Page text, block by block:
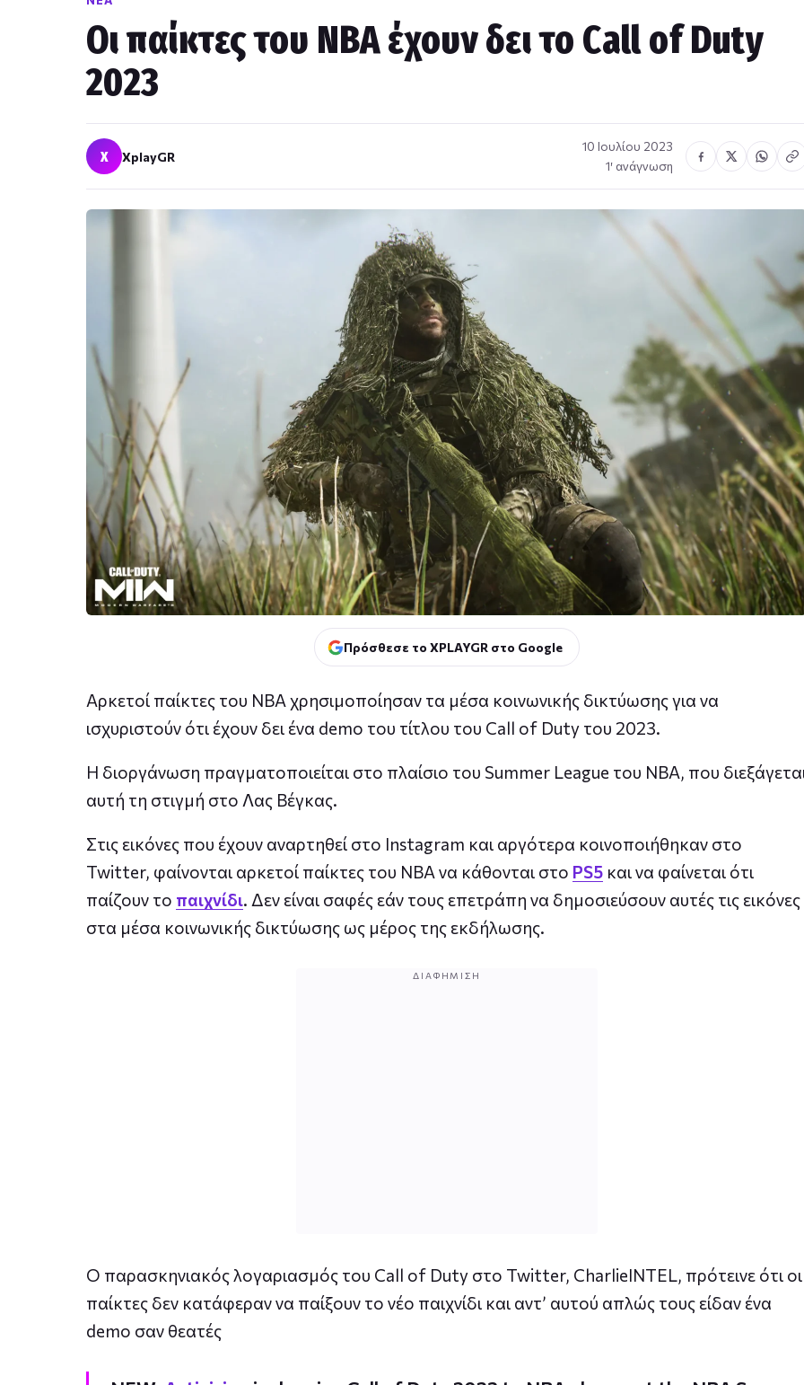
Οι παίκτες του NBA έχουν δει το Call of Duty
2023
X XplayGR
10 Ιουλίου 2023
1′ ανάγνωση
Πρόσθεσε το XPLAYGR στο Google
Αρκετοί παίκτες του ΝΒΑ χρησιμοποίησαν τα μέσα κοινωνικής δικτύωσης για να
ισχυριστούν ότι έχουν δει ένα demo του τίτλου του Call of Duty του 2023.
Η διοργάνωση πραγματοποιείται στο πλαίσιο του Summer League του NBA, που
αυτή τη στιγμή στο Λας Βέγκας.
Στις εικόνες που έχουν αναρτηθεί στο Instagram και αργότερα κοινοποιήθηκαν στο
Twitter, φαίνονται αρκετοί παίκτες του NBA να κάθονται στο PS5 και να φαίνεται ότι
παίζουν το παιχνίδι. Δεν είναι σαφές εάν τους επετράπη να δημοσιεύσουν αυτές τις εικόνες
στα μέσα κοινωνικής δικτύωσης ως μέρος της εκδήλωσης.
ΔΙΑΦΉΜΙΣΗ
Ο παρασκηνιακός λογαριασμός του Call of Duty στο Twitter, CharlieINTEL, πρότεινε ότι οι
παίκτες δεν κατάφεραν να παίξουν το νέο παιχνίδι και αντ’ αυτού απλώς τους είδαν ένα
demo σαν θεατές